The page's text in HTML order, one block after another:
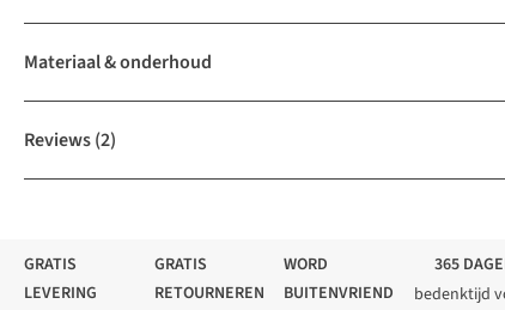
Materiaal & onderhoud
Reviews(2)
GRATIS
LEVERING
GRATIS
RETOURNEREN
WORD
BUITENVRIEND
365
bedenktijd